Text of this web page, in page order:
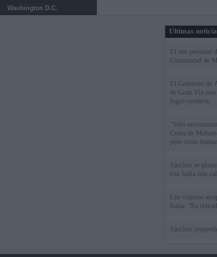
Washington D.C.
Últimas
El uso personal
Comunidad de
El Gobierno de
de Gran Vía
logró venderlo
"Solo
Ceuta de
peor crisis
Sánchez se
con Italia tras
Los viajeros
Italia: “Es
Sánchez